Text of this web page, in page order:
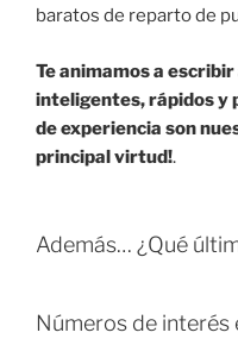
baratos de reparto de
Te animamos a
inteligentes, rápidos y
de experiencia son
principal virtud!.
Además… ¿Qué
Números de interés